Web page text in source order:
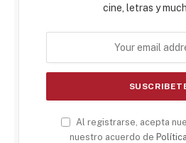
cine, letras y
Al registrarse, acepta
nuestro acuerdo de